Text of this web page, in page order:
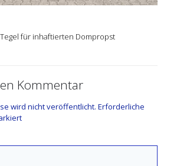
Tegel für inhaftierten Dompropst
Kommentar
wird nicht veröffentlicht. Erforderliche